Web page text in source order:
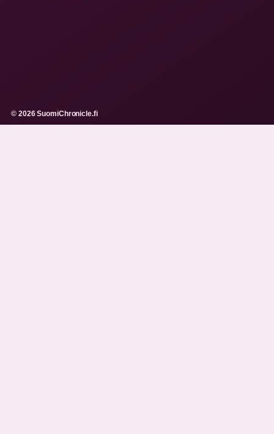
© 2026 SuomiChronicle.fi